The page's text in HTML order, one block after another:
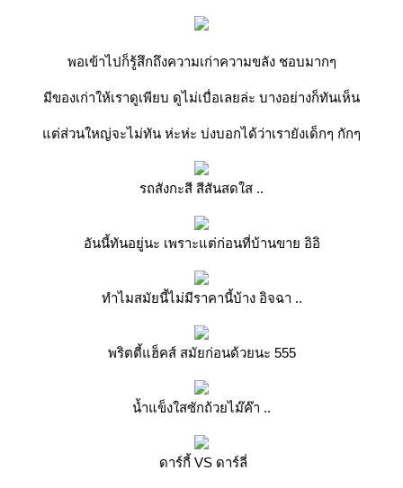
พอเข้าไปก็รู้สึกถึงความเก่าความขลัง ชอบมากๆ
มีของเก่าให้เราดูเพียบ ดูไม่เบื่อเลยล่ะ บางอย่างก็ทันเห็น
แต่ส่วนใหญ่จะไม่ทัน ห่ะห่ะ บ่งบอกได้ว่าเรายังเด็กๆ กักๆ
รถสังกะสี สีสันสดใส ..
อันนี้ทันอยู่นะ เพราะแต่ก่อนที่บ้านขาย อิอิ
ทำไมสมัยนี้ไม่มีราคานี้บ้าง อิจฉา ..
พริตตี้แฮ็คส์ สมัยก่อนด้วยนะ 555
น้ำแข็งใสซักถ้วยไม๊ค๊า ..
ดาร์กี้ VS ดาร์ลี่